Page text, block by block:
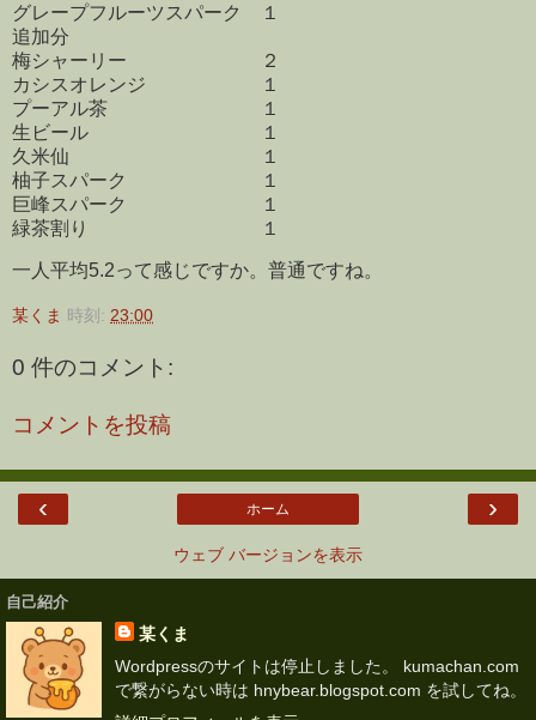
グレープフルーツスパーク １
追加分
梅シャーリー ２
カシスオレンジ １
プーアル茶 １
生ビール １
久米仙 １
柚子スパーク １
巨峰スパーク １
緑茶割り １
一人平均5.2って感じですか。普通ですね。
某くま 時刻: 23:00
0 件のコメント:
コメントを投稿
‹ ›
ホーム
ウェブ バージョンを表示
自己紹介
某くま
Wordpressのサイトは停止しました。 kumachan.com
で繋がらない時は hnybear.blogspot.com を試してね。